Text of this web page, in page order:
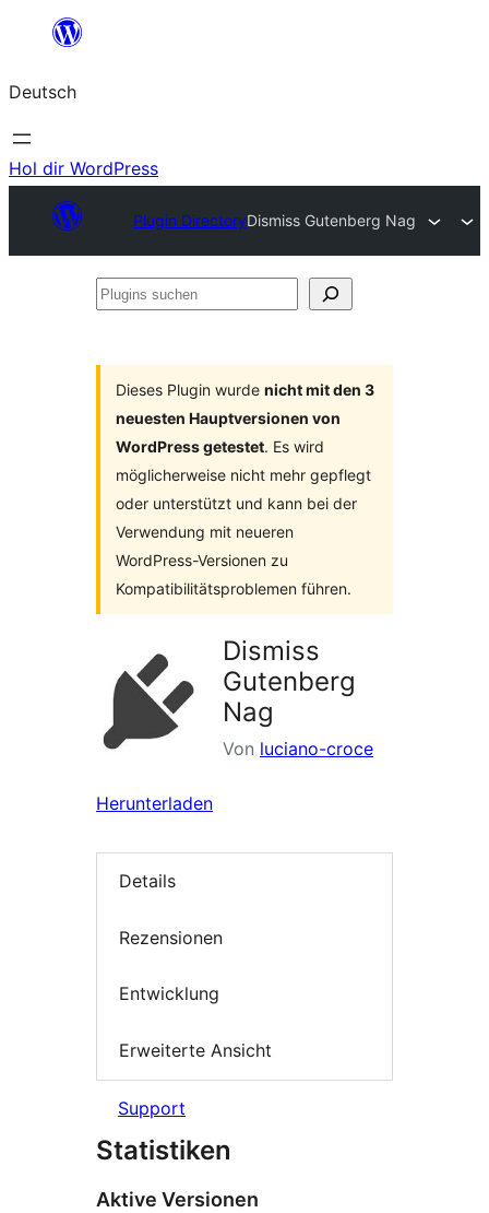
springen
Deutsch
Hol dir WordPress
Plugin DirectoryDismiss Gutenberg Nag
Plugins
Dieses Plugin wurde nicht mit den 3
neuesten Hauptversionen von
WordPress getestet. Es wird
möglicherweise nicht mehr gepflegt
oder unterstützt und kann bei der
Verwendung mit neueren
WordPress-Versionen zu
Kompatibilitätsproblemen führen.
Dismiss
Gutenberg
Nag
Von luciano-croce
Herunterladen
Details
Rezensionen
Entwicklung
Erweiterte Ansicht
Support
Statistiken
Aktive Versionen